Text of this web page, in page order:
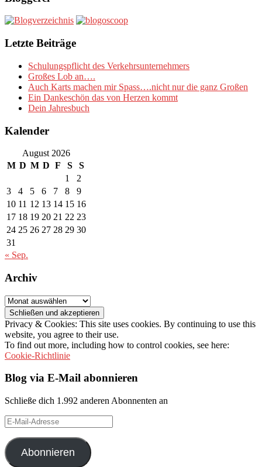
Letzte Beiträge
Schulungspflicht des Verkehrsunternehmers
Großes Lob an….
Auch Karts machen mir Spass….nicht nur die ganz Großen
Ein Dankeschön das von Herzen kommt
Dein Jahresbuch
Kalender
August 2026
M D M D F S
S
1
2
3
4 5 6 7 8
9
10 11 12 13 14 15 16
17 18 19 20 21 22 23
24 25 26 27 28 29 30
31
« Sep.
Archiv
Archiv
Privacy & Cookies: This site uses cookies. By continuing to use this
website, you agree to their use.
To find out more, including how to control cookies, see here:
Cookie-Richtlinie
Blog via E-Mail abonnieren
Schließe dich 1.992 anderen Abonnenten an
E-
Mail-
Adresse
Abonnieren